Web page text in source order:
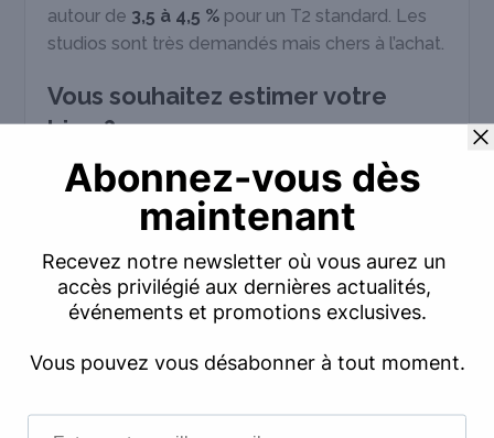
autour de 3,5 à 4,5 % pour un T2 standard. Les
studios sont très demandés mais chers à l’achat.
Vous souhaitez estimer votre
bien ?
Ce baromètre présente les tendances
générales du marché immobilier local.
Toutefois, la valeur devotreappartement
dépend de critères très précis : étage,
exposition, état, prestations, charges de
copropriété, DPE, travaux votés par la
estimation gratuite, sans engagement,